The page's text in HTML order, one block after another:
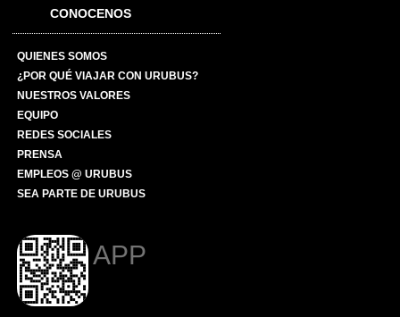
CONOCENOS
QUIENES SOMOS
¿POR QUÉ VIAJAR CON URUBUS?
NUESTROS VALORES
EQUIPO
REDES SOCIALES
PRENSA
EMPLEOS @ URUBUS
SEA PARTE DE URUBUS
APP